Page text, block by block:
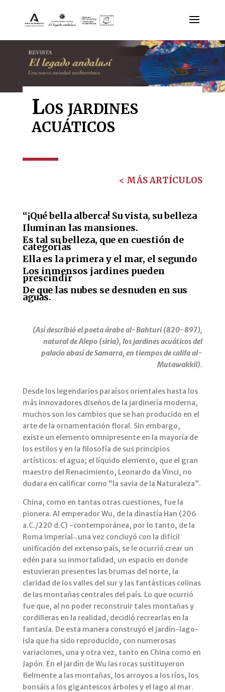
Los jardines
acuáticos
< MÁS ARTÍCULOS
“¡Qué bella alberca! Su vista, su belleza
Iluminan las mansiones.
Es tal su belleza, que en cuestión de
categorías
Ella es la primera y el mar, el segundo
Los inmensos jardines pueden
prescindir
De que las nubes se desnuden en sus
aguas.
(Así describió el poeta árabe al-Bahturi (820-897),
natural de Alepo (siria), los jardines acuáticos del
palacio abasí de Samarra, en tiempos de califa al-
Mutawakkil).
Desde los legendarios paraísos orientales hasta los
más innovadores diseños de la jardinería moderna,
muchos son los cambios que se han producido en el
arte de la ornamentación floral. Sin embargo,
existe un elemento omnipresente en la mayoría de
los estilos y en la filosofía de sus principios
artísticos: el agua; el líquido elemento, que el gran
maestro del Renacimiento, Leonardo da Vinci, no
dudara en calificar como “la savia de la Naturaleza”.
China, como en tantas otras cuestiones, fue la
pionera. Al emperador Wu, de la dinastía Han (206
a.C./220 d.C) -contemporánea, por lo tanto, de la
Roma imperial ̶ una vez concluyó con la difícil
unificación del extenso país, se le ocurrió crear un
edén para su inmortalidad, un espacio en donde
estuvieran presentes las brumas del norte, la
claridad de los valles del sur y las fantásticas colinas
de las montañas centrales del país. Lo que ocurrió
fue que, al no poder reconstruir tales montañas y
cordilleras en la realidad, decidió recrearlas en la
fantasía. De esta manera construyó el jardín-lago-
isla que ha sido reproducido, con numerosas
variaciones, una y otra vez, tanto en China como en
Japón. En el jardín de Wu las rocas sustituyeron
fielmente a las montañas, los arroyos a los ríos, los
bonsáis a los gigantescos árboles y el lago al mar.